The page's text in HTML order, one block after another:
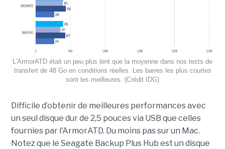
L'ArmorATD était un peu plus lent que la moyenne dans nos tests de
transfert de 48 Go en conditions réelles. Les barres les plus courtes
sont les meilleures. (Crédit IDG)
Difficile d’obtenir de meilleures performances avec
un seul disque dur de 2,5 pouces via USB que celles
fournies par l'ArmorATD. Du moins pas sur un Mac.
Notez que le Seagate Backup Plus Hub est un disque